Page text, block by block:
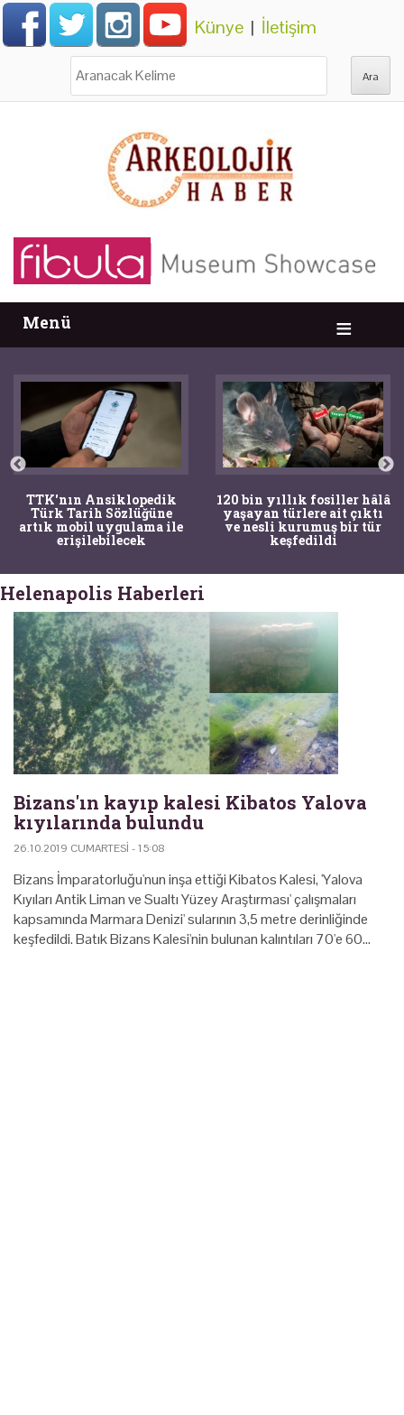
Künye | İletişim
Menü
TTK'nın Ansiklopedik
Türk Tarih Sözlüğüne
artık mobil uygulama ile
erişilebilecek
120 bin yıllık fosiller hâlâ
yaşayan türlere ait çıktı
ve nesli kurumuş bir tür
keşfedildi
Helenapolis Haberleri
Bizans'ın kayıp kalesi Kibatos Yalova
kıyılarında bulundu
26.10.2019 CUMARTESI - 15:08
Bizans İmparatorluğu'nun inşa ettiği Kibatos Kalesi, 'Yalova
Kıyıları Antik Liman ve Sualtı Yüzey Araştırması' çalışmaları
kapsamında Marmara Denizi' sularının 3,5 metre derinliğinde
keşfedildi. Batık Bizans Kalesi'nin bulunan kalıntıları 70'e 60…